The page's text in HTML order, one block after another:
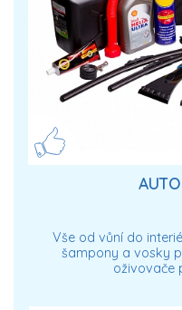
Vše od vůní do
šampony a vosky
oživovače